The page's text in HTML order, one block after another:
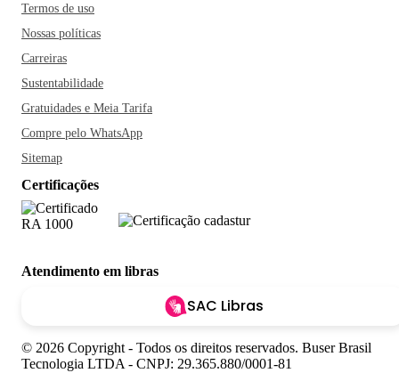
Termos de uso
Nossas políticas
Carreiras
Sustentabilidade
Gratuidades e Meia Tarifa
Compre pelo WhatsApp
Sitemap
Certificações
Atendimento em libras
SAC Libras
© 2026 Copyright - Todos os direitos reservados. Buser Brasil
Tecnologia LTDA - CNPJ: 29.365.880/0001-81